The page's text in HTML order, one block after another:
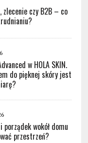
zlecenie czy B2B – co
w HOLA SKIN.
do pięknej skóry jest
porządek wokół domu
przestrzeń?